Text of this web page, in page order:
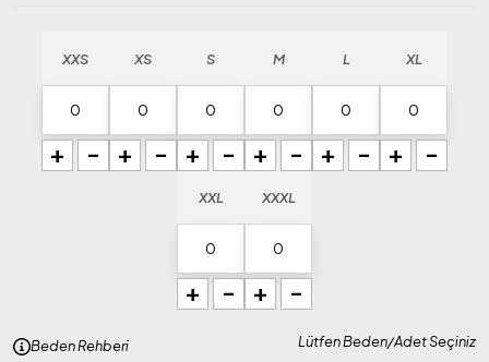
XXS
+ -
XS
+ -
S
+ -
M
+ -
L
+ -
XL
+ -
XXL
+ -
XXXL
+ -
Beden Rehberi Lütfen Beden/Adet Seçiniz